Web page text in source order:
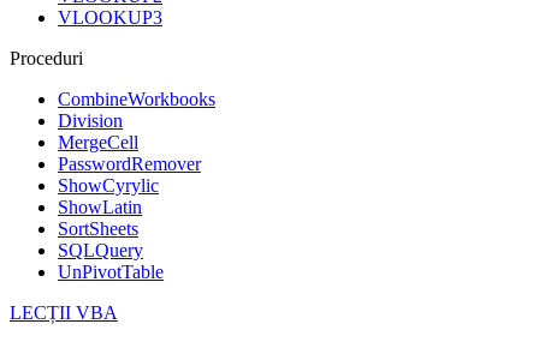
VLOOKUP3
Proceduri
CombineWorkbooks
Division
MergeCell
PasswordRemover
ShowCyrylic
ShowLatin
SortSheets
SQLQuery
UnPivotTable
LECȚII VBA